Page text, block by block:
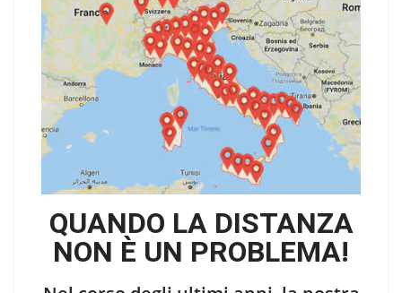
QUANDO LA DISTANZA
NON È UN PROBLEMA!